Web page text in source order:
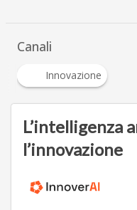
Canali
Innovazione
L’intelligenza
l’innovazione